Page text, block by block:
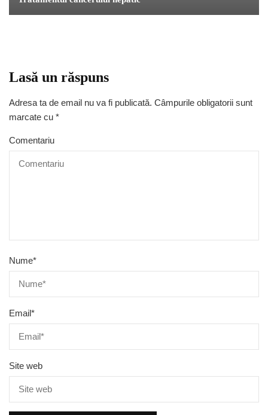
Lasă un răspuns
Adresa ta de email nu va fi publicată. Câmpurile obligatorii sunt
marcate cu *
Comentariu
Nume*
Email*
Site web